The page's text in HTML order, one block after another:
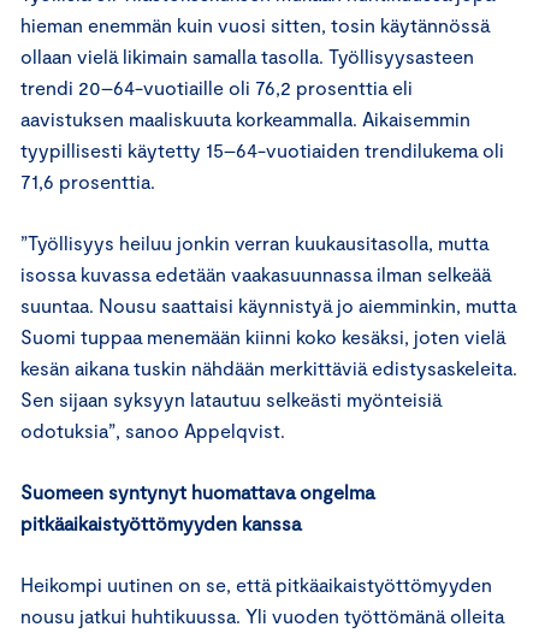
hieman enemmän kuin vuosi sitten, tosin käytännössä
ollaan vielä likimain samalla tasolla. Työllisyysasteen
trendi 20–64-vuotiaille oli 76,2 prosenttia eli
aavistuksen maaliskuuta korkeammalla. Aikaisemmin
tyypillisesti käytetty 15–64-vuotiaiden trendilukema oli
71,6 prosenttia.
”Työllisyys heiluu jonkin verran kuukausitasolla, mutta
isossa kuvassa edetään vaakasuunnassa ilman selkeää
suuntaa. Nousu saattaisi käynnistyä jo aiemminkin, mutta
Suomi tuppaa menemään kiinni koko kesäksi, joten vielä
kesän aikana tuskin nähdään merkittäviä edistysaskeleita.
Sen sijaan syksyyn latautuu selkeästi myönteisiä
odotuksia”, sanoo Appelqvist.
Suomeen syntynyt huomattava ongelma
pitkäaikaistyöttömyyden kanssa
Heikompi uutinen on se, että pitkäaikaistyöttömyyden
nousu jatkui huhtikuussa. Yli vuoden työttömänä olleita